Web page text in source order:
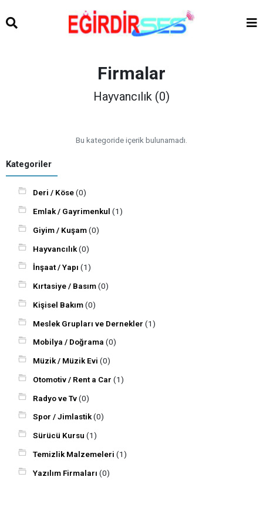
Firmalar
Hayvancılık (0)
Bu kategoride içerik bulunamadı.
Kategoriler
Deri / Köse(0)
Emlak / Gayrimenkul(1)
Giyim / Kuşam(0)
Hayvancılık(0)
İnşaat / Yapı(1)
Kırtasiye / Basım(0)
Kişisel Bakım(0)
Meslek Grupları ve Dernekler(1)
Mobilya / Doğrama(0)
Müzik / Müzik Evi(0)
Otomotiv / Rent a Car(1)
Radyo ve Tv(0)
Spor / Jimlastik(0)
Sürücü Kursu(1)
Temizlik Malzemeleri(1)
Yazılım Firmaları(0)